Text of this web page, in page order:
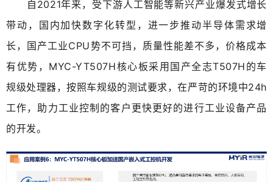
自2021年来，受下游人工智能等新兴产业爆发式增长
带动，国内加快数字化转型，进一步推动半导体需求增
长，国产工业CPU势不可挡，质量性能差不多，价格成本
有优势，MYC-YT507H核心板采用国产全志T507H的车
规级处理器，按照车规级的测试要求，在严苛的环境中24h
工作，助力工业控制的客户更快更好的进行工业设备产品
的开发。